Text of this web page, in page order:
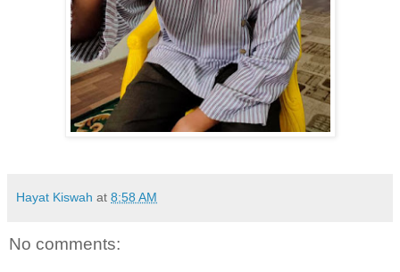
Hayat Kiswah at 8:58 AM
No comments: